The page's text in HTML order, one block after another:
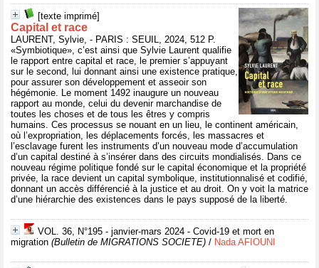
[texte imprimé]
Capital et race
LAURENT, Sylvie, - PARIS : SEUIL, 2024, 512 P.
«Symbiotique», c’est ainsi que Sylvie Laurent qualifie
le rapport entre capital et race, le premier s’appuyant
sur le second, lui donnant ainsi une existence pratique,
pour assurer son développement et asseoir son
hégémonie. Le moment 1492 inaugure un nouveau
rapport au monde, celui du devenir marchandise de
toutes les choses et de tous les êtres y compris
humains. Ces processus se nouant en un lieu, le continent américain,
où l’expropriation, les déplacements forcés, les massacres et
l’esclavage furent les instruments d’un nouveau mode d’accumulation
d’un capital destiné à s’insérer dans des circuits mondialisés. Dans ce
nouveau régime politique fondé sur le capital économique et la propriété
privée, la race devient un capital symbolique, institutionnalisé et codifié,
donnant un accès différencié à la justice et au droit. On y voit la matrice
d’une hiérarchie des existences dans le pays supposé de la liberté.
VOL. 36, N°195 - janvier-mars 2024 - Covid-19 et mort en
migration (Bulletin de MIGRATIONS SOCIETE) / Nada AFIOUNI